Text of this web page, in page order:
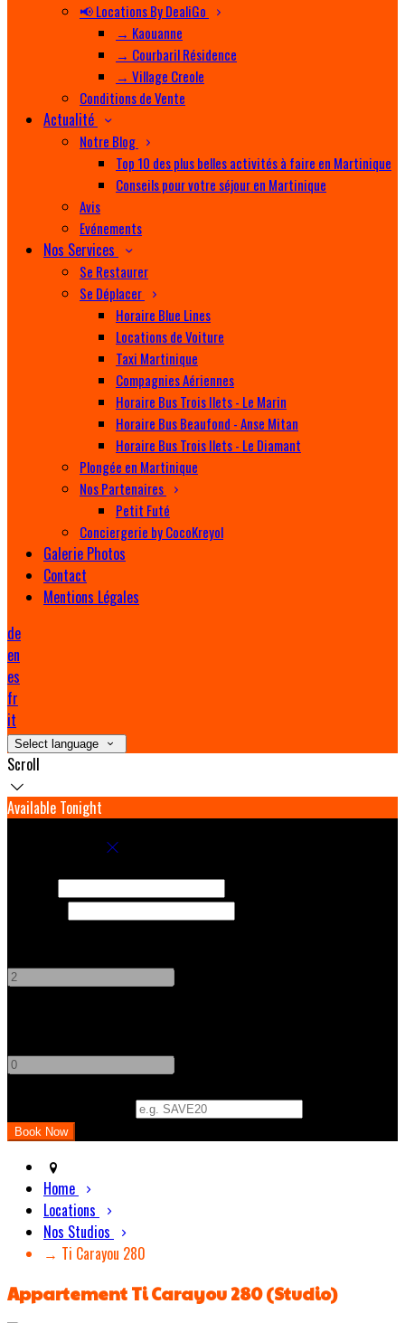
📢 Locations By DealiGo
→ Kaouanne
→ Courbaril Résidence
→ Village Creole
Conditions de Vente
Actualité
Notre Blog
Top 10 des plus belles activités à faire en Martinique
Conseils pour votre séjour en Martinique
Avis
Evénements
Nos Services
Se Restaurer
Se Déplacer
Horaire Blue Lines
Locations de Voiture
Taxi Martinique
Compagnies Aériennes
Horaire Bus Trois Ilets - Le Marin
Horaire Bus Beaufond - Anse Mitan
Horaire Bus Trois Ilets - Le Diamant
Plongée en Martinique
Nos Partenaires
Petit Futé
Conciergerie by CocoKreyol
Galerie Photos
Contact
Mentions Légales
de
en
es
fr
it
Select language
Scroll
Available Tonight
Home
Locations
Nos Studios
→ Ti Carayou 280
Appartement Ti Carayou 280 (Studio)